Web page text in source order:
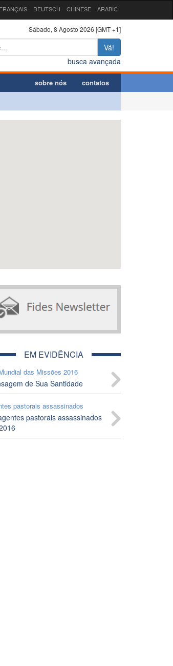
FRANÇAIS DEUTSCH CHINESE ARABIC
Sábado, 8 Agosto 2026 [GMT +1]
Vá!
busca avançada
sobre nós contatos
EM EVIDÊNCIA
das Missões 2016
de Sua Santidade
pastorais assassinados
pastorais assassinados